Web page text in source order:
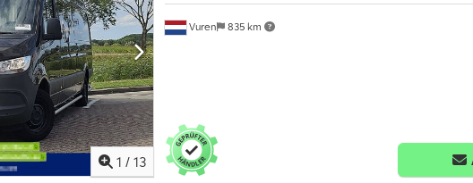
Bluetooth, Toter-Winkel-Sensor, Motorleistung: 96 kW (129 Hp), Kraftstoff: Benzin,
Servolenkung, ABS, ASR, Starterbatterie, Aufbautyp: Standard, Seitenwand
hinten: Doppeltür, Zentralverriegelung, Sitzplätze: 3, Sitzaufstellung: 1+2, Sitzbezug:
navi carplay cruisecontrol org NL camera, Reifentyp: Sommerreifen = Weitere
V-50-FLV Achskonfiguration Reifenmaß: 205/60R16 Bremsen:
Profil rechts: 4 mm Achse 2: Reifen Profil links: 5 mm; Reifen Profil rechts: 5 mm
Höhe der Ladefläche: 60 cm Wartung APK (Technische
Zustand: gut Schäden: keines Anzahl der Schlüssel: 2 Finanzielle Informationen
nach weiteren Informationen und Bedingungen
1 /13
Vuren 835 km